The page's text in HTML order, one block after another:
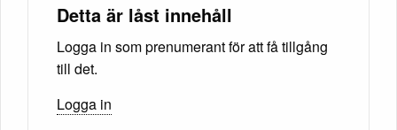
Detta är låst innehåll
Logga in som prenumerant för att få tillgång
till det.
Logga in